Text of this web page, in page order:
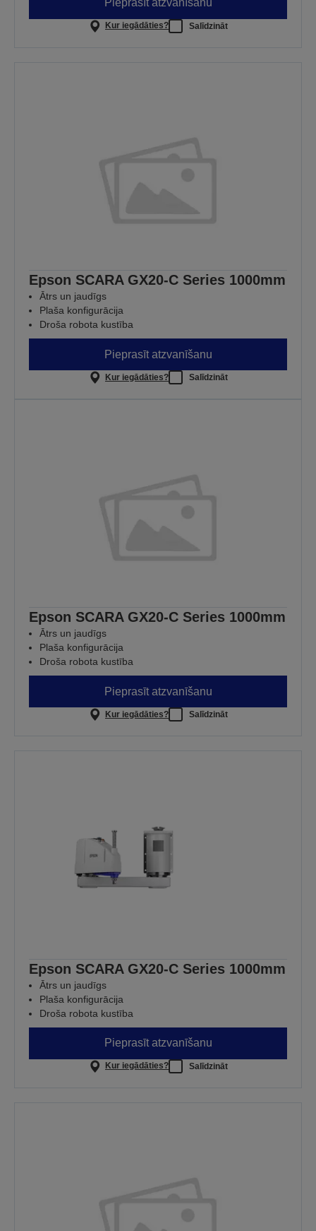
Pieprasīt atzvanīšanu
Kur iegādāties? Salīdzināt
Epson SCARA GX20-C Series 1000mm
Ātrs un jaudīgs
Plaša konfigurācija
Droša robota kustība
Pieprasīt atzvanīšanu
Kur iegādāties? Salīdzināt
Epson SCARA GX20-C Series 1000mm
Ātrs un jaudīgs
Plaša konfigurācija
Droša robota kustība
Pieprasīt atzvanīšanu
Kur iegādāties? Salīdzināt
Epson SCARA GX20-C Series 1000mm
Ātrs un jaudīgs
Plaša konfigurācija
Droša robota kustība
Pieprasīt atzvanīšanu
Kur iegādāties? Salīdzināt